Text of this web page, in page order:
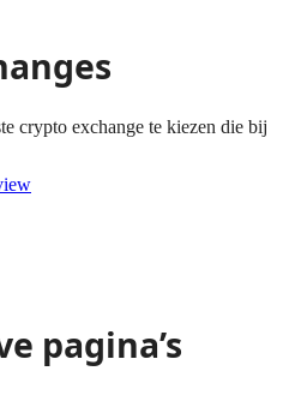
crypto exchange te kiezen die bij
pagina’s